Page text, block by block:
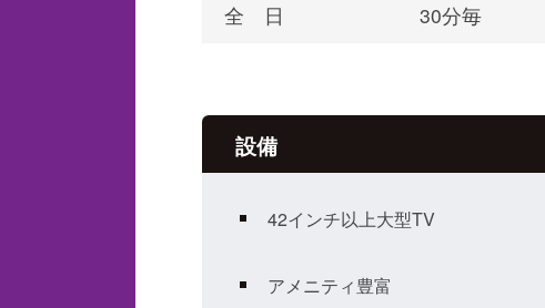
全 日 30分毎
設備
42インチ以上大型TV
アメニティ豊富